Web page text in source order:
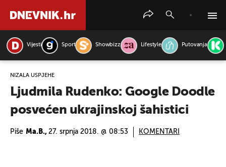
Vijesti Sport Showbizz Lifestyle Putovanja
NIZALA USPJEHE
Ljudmila Rudenko: Google Doodle
posvećen ukrajinskoj šahistici
Piše Ma.B., 27. srpnja 2018. @ 08:53 KOMENTARI
PRETRAŽITE VIJESTI